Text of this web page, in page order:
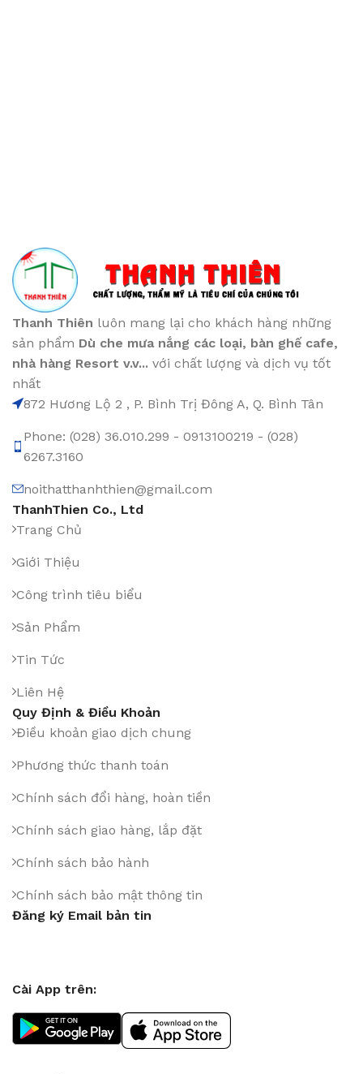
Thanh Thiên luôn mang lại cho khách hàng những
sản phẩm Dù che mưa nắng các loại, bàn ghế cafe,
nhà hàng Resort v.v... với chất lượng và dịch vụ tốt
nhất
872 Hương Lộ 2 , P. Bình Trị Đông A, Q. Bình Tân
Phone: (028) 36.010.299 - 0913100219 - (028)
6267.3160
noithatthanhthien@gmail.com
ThanhThien Co., Ltd
Trang Chủ
Giới Thiệu
Công trình tiêu biểu
Sản Phẩm
Tin Tức
Liên Hệ
Quy Định & Điều Khoản
Điều khoản giao dịch chung
Phương thức thanh toán
Chính sách đổi hàng, hoàn tiền
Chính sách giao hàng, lắp đặt
Chính sách bảo hành
Chính sách bảo mật thông tin
Đăng ký Email bản tin
Cài App trên: